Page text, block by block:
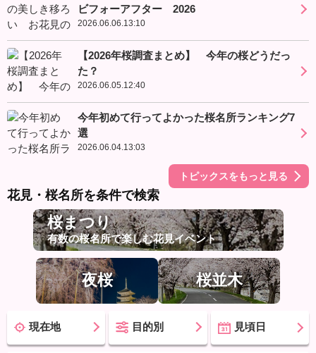
ビフォーアフター 2026
2026.06.06.13:10
【2026年桜調査まとめ】 今年の桜どうだっ
た？
2026.06.05.12:40
今年初めて行ってよかった桜名所ランキング7
選
2026.06.04.13:03
トピックスをもっと見る
花見・桜名所を条件で検索
桜まつり
有数の桜名所で楽しむ花見イベント
夜桜 桜並木
現在地 目的別 見頃日